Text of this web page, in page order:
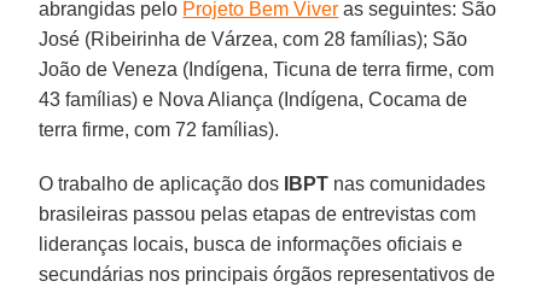
abrangidas pelo Projeto Bem Viver as seguintes: São
José (Ribeirinha de Várzea, com 28 famílias); São
João de Veneza (Indígena, Ticuna de terra firme, com
43 famílias) e Nova Aliança (Indígena, Cocama de
terra firme, com 72 famílias).
O trabalho de aplicação dos IBPT nas comunidades
brasileiras passou pelas etapas de entrevistas com
lideranças locais, busca de informações oficiais e
secundárias nos principais órgãos representativos de